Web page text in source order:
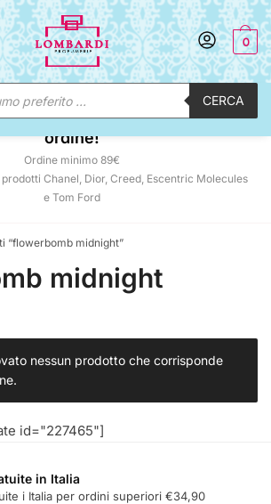
CERCA
0
-12% automatico sul tuo
ordine!
Ordine minimo 89€
Chanel, Dior, Creed, Escentric Molecules
e Tom Ford
“flowerbomb midnight”
midnight
nessun prodotto che corrisponde
id="227465"]
in Italia
i Italia per ordini superiori €34,90